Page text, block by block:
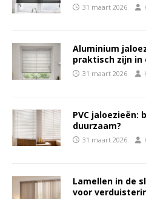
31 maart 2026
Aluminium
praktisch zijn in
31 maart 2026
PVC
duurzaam?
31 maart 2026
Lamellen in de
voor